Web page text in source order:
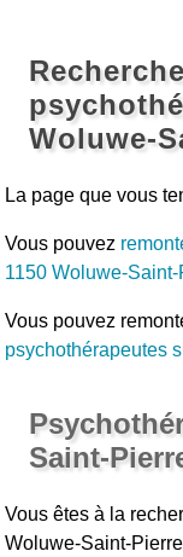
Woluwe-
La page que vous
Vous pouvez
1150 Woluwe-Saint-
Vous pouvez
psychothérapeutes
Saint-
Vous êtes à la
Woluwe-Saint-